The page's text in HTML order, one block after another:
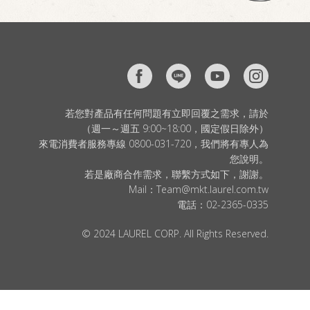
若您對產品有任何問題有立即回覆之需求，請於
（週一～週五 9:00~18:00，國定假日除外）
來電消費者服務專線 0800-031-720，我們將有專人為
您說明。
若是廠商合作需求，聯繫方式如下，謝謝。
Mail： Team@mkt.laurel.com.tw
電話： 02-2365-0335
© 2024 LAUREL CORP. All Rights Reserved.